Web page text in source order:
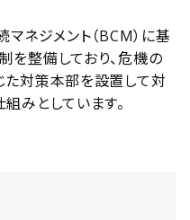
ネジメント（BCM）に基
を整備しており、危機の
た対策本部を設置して対
みとしています。